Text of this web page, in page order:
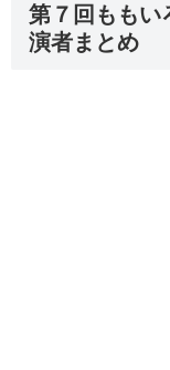
第７回ももい
演者まとめ